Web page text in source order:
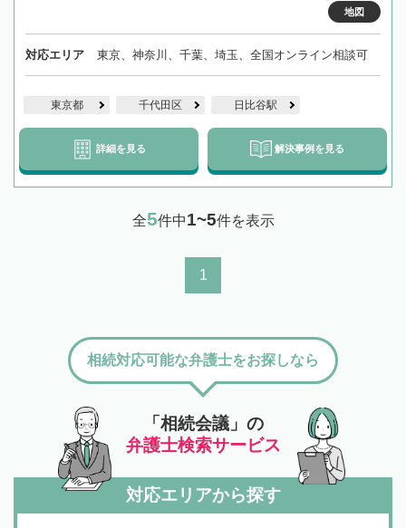
地図
対応エリア 東京、神奈川、千葉、埼玉、全国オンライン相談可
東京都 千代田区 日比谷駅
詳細を見る 解決事例を見る
全5件中1~5件を表示
1
「相続会議」の
弁護士検索サービス
相続対応可能な弁護士をお探しなら
対応エリアから探す